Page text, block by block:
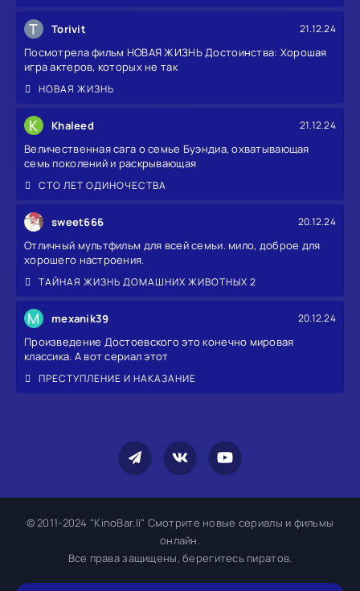
T Torivit 21.12.24
Посмотрела фильм НОВАЯ ЖИЗНЬ Достоинства: Хорошая
игра актеров, которых не так
НОВАЯ ЖИЗНЬ
K Khaleed 21.12.24
Величественная сага о семье Буэндиа, охватывающая
семь поколений и раскрывающая
СТО ЛЕТ ОДИНОЧЕСТВА
sweet666 20.12.24
Отличный мультфильм для всей семьи. мило, доброе для
хорошего настроения.
ТАЙНАЯ ЖИЗНЬ ДОМАШНИХ ЖИВОТНЫХ 2
M mexanik39 20.12.24
Произведение Достоевского это конечно мировая
классика. А вот сериал этот
ПРЕСТУПЛЕНИЕ И НАКАЗАНИЕ
© 2011-2024 "KinoBar.li" Смотрите новые сериалы и фильмы
онлайн.
Все права защищены, берегитесь пиратов.